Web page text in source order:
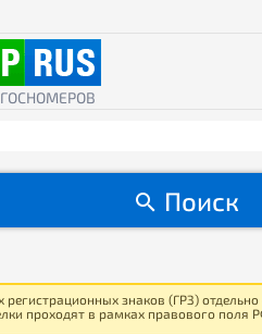
Поиск
регистрационных знаков (ГРЗ)
проходят в рамках правового поля